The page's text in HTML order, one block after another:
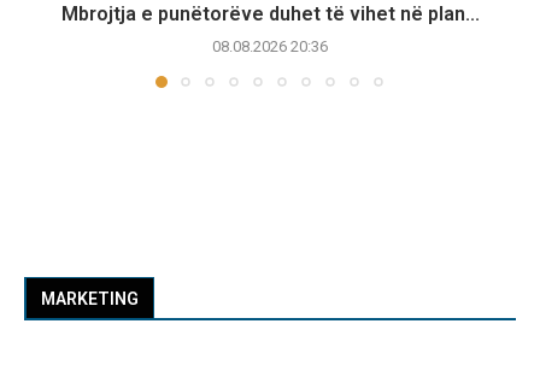
Mbrojtja e punëtorëve duhet të vihet në plan...
08.08.2026 20:36
MARKETING